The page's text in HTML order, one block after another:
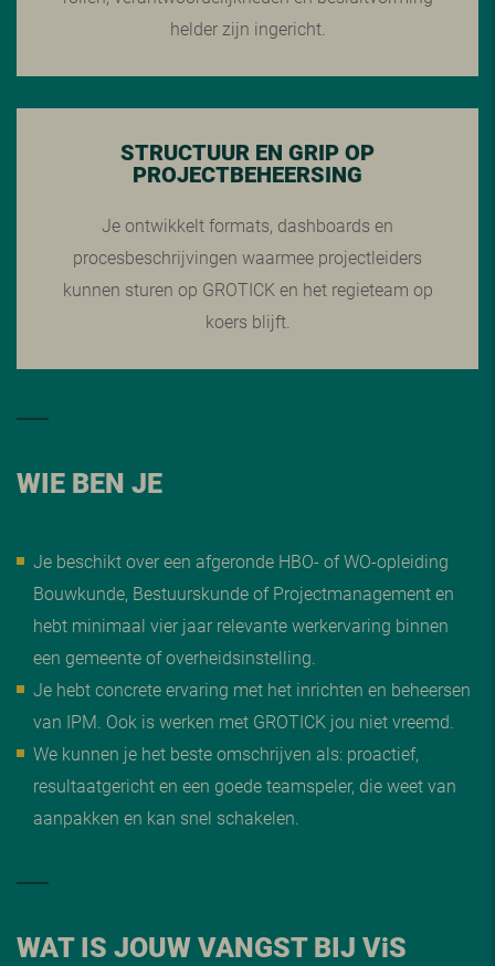
helder zijn ingericht.
STRUCTUUR EN GRIP OP
PROJECTBEHEERSING
Je ontwikkelt formats, dashboards en
procesbeschrijvingen waarmee projectleiders
kunnen sturen op GROTICK en het regieteam op
koers blijft.
WIE BEN JE
Je beschikt over een afgeronde HBO- of WO-opleiding
Bouwkunde, Bestuurskunde of Projectmanagement en
hebt minimaal vier jaar relevante werkervaring binnen
een gemeente of overheidsinstelling.
Je hebt concrete ervaring met het inrichten en beheersen
van IPM. Ook is werken met GROTICK jou niet vreemd.
We kunnen je het beste omschrijven als: proactief,
resultaatgericht en een goede teamspeler, die weet van
aanpakken en kan snel schakelen.
WAT IS JOUW VANGST BIJ ViS